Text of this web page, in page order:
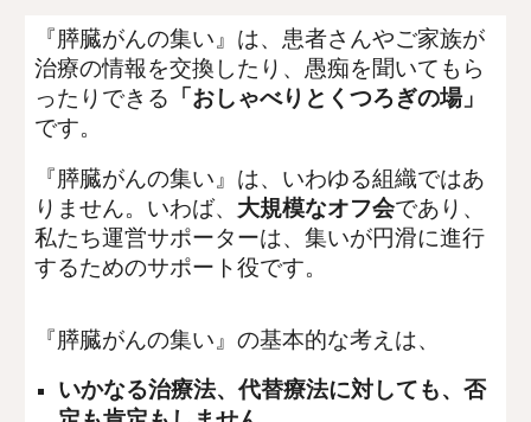
『膵臓がんの集い』は、患者さんやご家族が
治療の情報を交換したり、愚痴を聞いてもら
ったりできる 「おしゃべりとくつろぎの場」
です。
『膵臓がんの集い』は、いわゆる組織ではあ
りません。いわば、 大規模なオフ会であり、
私たち運営サポーターは、集いが円滑に進行
するためのサポート役です。
『膵臓がんの集い』の基本的な考えは、
いかなる治療法、代替療法に対しても、否